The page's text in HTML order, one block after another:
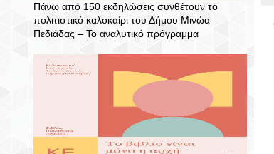
Πάνω από 150 εκδηλώσεις συνθέτουν το
πολιτιστικό καλοκαίρι του Δήμου Μινώα
Πεδιάδας – To αναλυτικό πρόγραμμα